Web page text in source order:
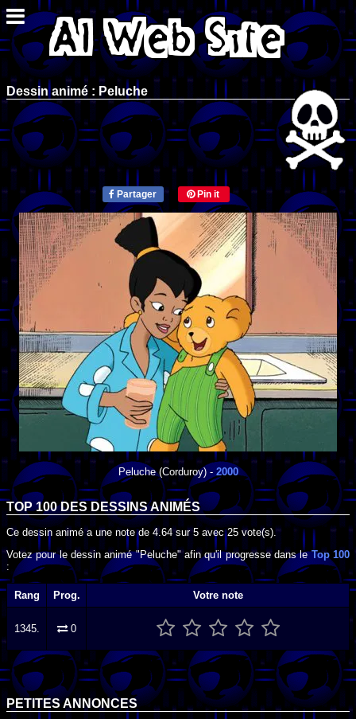
Dessin animé : Peluche
Partager Pin it
Peluche(Corduroy) - 2000
TOP 100 DES DESSINS ANIMÉS
Ce dessin animé a une note de 4.64sur5 avec25 vote(s).
Votez pour le dessin animé "Peluche" afin qu'il progresse dans leTop 100
:
Rang Prog. Votre note
1345. 0
PETITES ANNONCES